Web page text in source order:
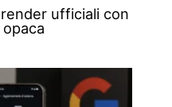
ufficiali con